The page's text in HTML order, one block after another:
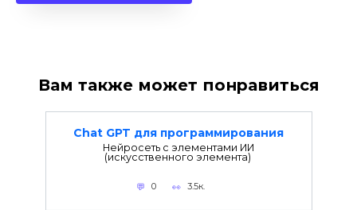
Вам также может понравиться
Chat GPT для программирования
Нейросеть с элементами ИИ
(искусственного элемента)
0 3.5к.